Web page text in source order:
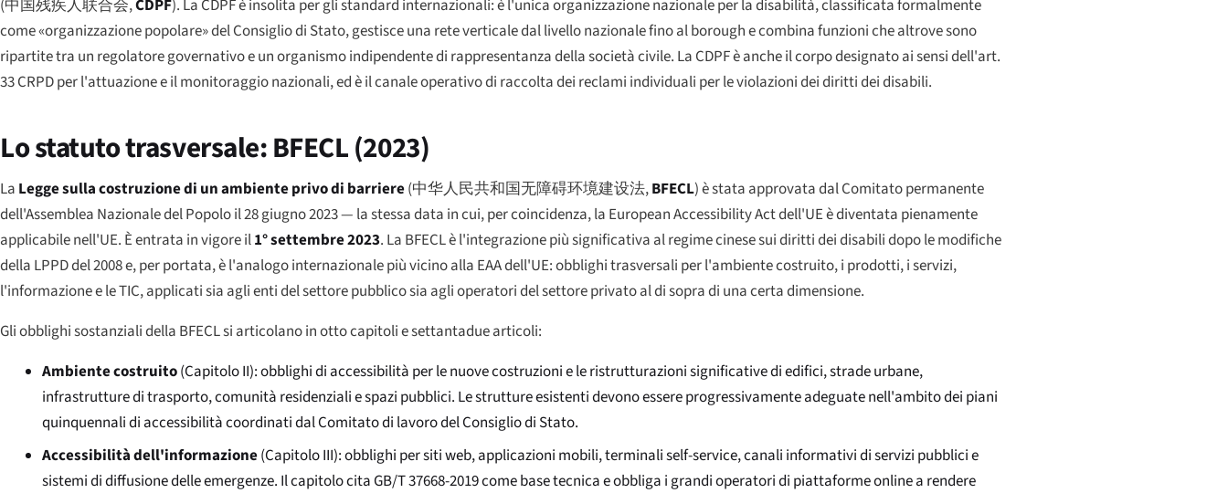
(中国残疾人联合会,CDPF). La CDPF è insolita per gli standard internazionali: è l'unica organizzazione nazionale per la disabilità, classificata formalmente
come «organizzazione popolare» del Consiglio di Stato, gestisce una rete verticale dal livello nazionale fino al borough e combina funzioni che altrove sono
ripartite tra un regolatore governativo e un organismo indipendente di rappresentanza della società civile. La CDPF è anche il corpo designato ai sensi dell'art.
33 CRPD per l'attuazione e il monitoraggio nazionali, ed è il canale operativo di raccolta dei reclami individuali per le violazioni dei diritti dei disabili.
Lo statuto trasversale: BFECL (2023)
La Legge sulla costruzione di un ambiente privo di barriere(中华人民共和国无障碍环境建设法,BFECL) è stata approvata dal Comitato permanente
dell'Assemblea Nazionale del Popolo il 28 giugno 2023 — la stessa data in cui, per coincidenza, la European Accessibility Act dell'UE è diventata pienamente
applicabile nell'UE. È entrata in vigore il1° settembre 2023. La BFECL è l'integrazione più significativa al regime cinese sui diritti dei disabili dopo le modifiche
della LPPD del 2008 e, per portata, è l'analogo internazionale più vicino alla EAA dell'UE: obblighi trasversali per l'ambiente costruito, i prodotti, i servizi,
l'informazione e le TIC, applicati sia agli enti del settore pubblico sia agli operatori del settore privato al di sopra di una certa dimensione.
Gli obblighi sostanziali della BFECL si articolano in otto capitoli e settantadue articoli:
Ambiente costruito(Capitolo II): obblighi di accessibilità per le nuove costruzioni e le ristrutturazioni significative di edifici, strade urbane,
infrastrutture di trasporto, comunità residenziali e spazi pubblici. Le strutture esistenti devono essere progressivamente adeguate nell'ambito dei piani
quinquennali di accessibilità coordinati dal Comitato di lavoro del Consiglio di Stato.
Accessibilità dell'informazione(Capitolo III): obblighi per siti web, applicazioni mobili, terminali self-service, canali informativi di servizi pubblici e
sistemi di diffusione delle emergenze. Il capitolo cita GB/T 37668-2019 come base tecnica e obbliga i grandi operatori di piattaforme online a rendere